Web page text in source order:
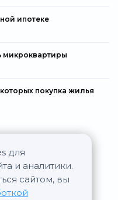
для
и аналитики.
сайтом, вы
ипотеке
микроквартиры
покупка жилья